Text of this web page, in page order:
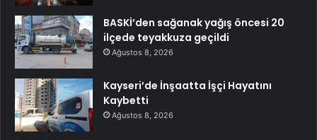
BASKİ’den sağanak yağış öncesi 20
ilçede teyakkuza geçildi
Ağustos 8, 2026
Kayseri’de İnşaatta İşçi Hayatını
Kaybetti
Ağustos 8, 2026